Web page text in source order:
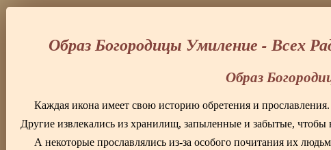
Образ Богородицы Умиление - Всех
Образ
Каждая икона имеет свою историю обретения и
Другие извлекались из хранилищ, запыленные и забытые, чтобы
А некоторые прославлялись из-за особого почитания их